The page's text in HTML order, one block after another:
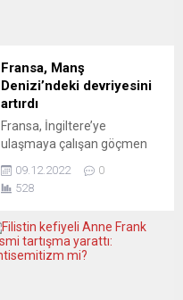
Fransa, Manş
Denizi’ndeki devriyesini
artırdı
Fransa, İngiltere’ye
ulaşmaya çalışan göçmen
nedeniyle Manş Denizi’ndeki
devriye sayısını artırdığını
Güvenliğinden yapılan
açıklamada, Manş Denizi’ne
09.12.2022
0
528